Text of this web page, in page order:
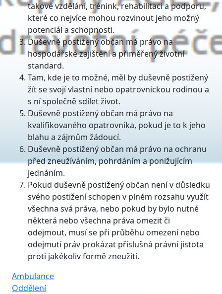
takové vzdělání, trénink, rehabilitaci a podporu,
které co nejvíce mohou rozvinout jeho možný
potenciál a schopnosti.
Duševně postižený občan má právo na
hospodářské zajištění a přiměřený životní
standard.
Tam, kde je to možné, měl by duševně postižený
žít se svojí vlastní nebo opatrovnickou rodinou a
s ní společně sdílet život.
Duševně postižený občan má právo na
kvalifikovaného opatrovníka, pokud je to k jeho
blahu a zájmům žádoucí.
Duševně postižený občan má právo na ochranu
před zneužíváním, pohrdáním a ponižujícím
jednáním.
Pokud duševně postižený občan není v důsledku
svého postižení schopen v plném rozsahu využít
všechna svá práva, nebo pokud by bylo nutné
některá nebo všechna práva omezit či
odejmout, musí se při průběhu omezení nebo
odejmutí práv prokázat příslušná právní jistota
proti jakékoliv formě zneužití.
Ambulance
Oddělení